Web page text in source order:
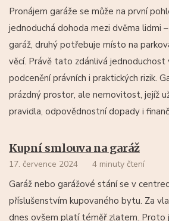
Pronájem garáže se může na první
jednoduchá dohoda mezi dvěma lidmi
garáž, druhý potřebuje místo na
věcí. Právě tato zdánlivá jednoduchost
podcenění právních i praktických rizik.
prázdný prostor, ale nemovitost, jejíž
pravidla, odpovědnostní dopady i
Kupní smlouva na garáž
17. července 2024 4 minuty čtení
Garáž nebo garážové stání se v
příslušenstvím kupovaného bytu. Za
dnes ovšem platí téměř zlatem. Proto